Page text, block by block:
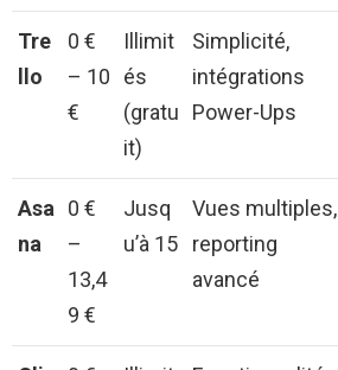
Tre
llo
0 €
– 10
€
Illimit
és
(gratu
it)
Simplicité,
intégrations
Power-Ups
Asa
na
0 €
–
13,4
9 €
Jusq
u’à 15
Vues multiples,
reporting
avancé